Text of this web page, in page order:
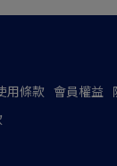
用條款 會員權益